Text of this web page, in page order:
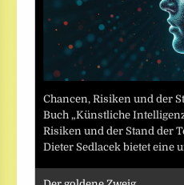
Chancen, Risiken und der
Buch „Künstliche
Risiken und der Stand der
Dieter Sedlacek bietet eine